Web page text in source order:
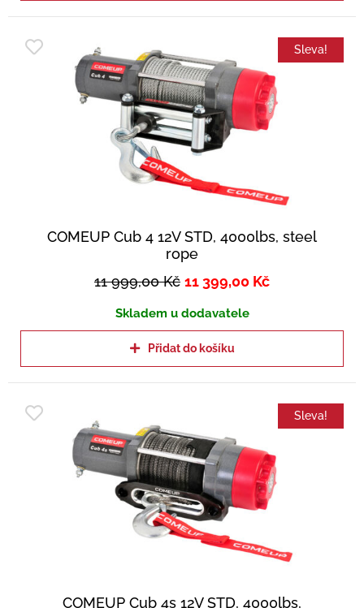
Sleva!
COMEUP Cub 4 12V STD, 4000lbs, steel
rope
11 999,00Kč 11 399,00 Kč
Skladem u dodavatele
Přidat do košíku
Sleva!
COMEUP Cub 4s 12V STD, 4000lbs,